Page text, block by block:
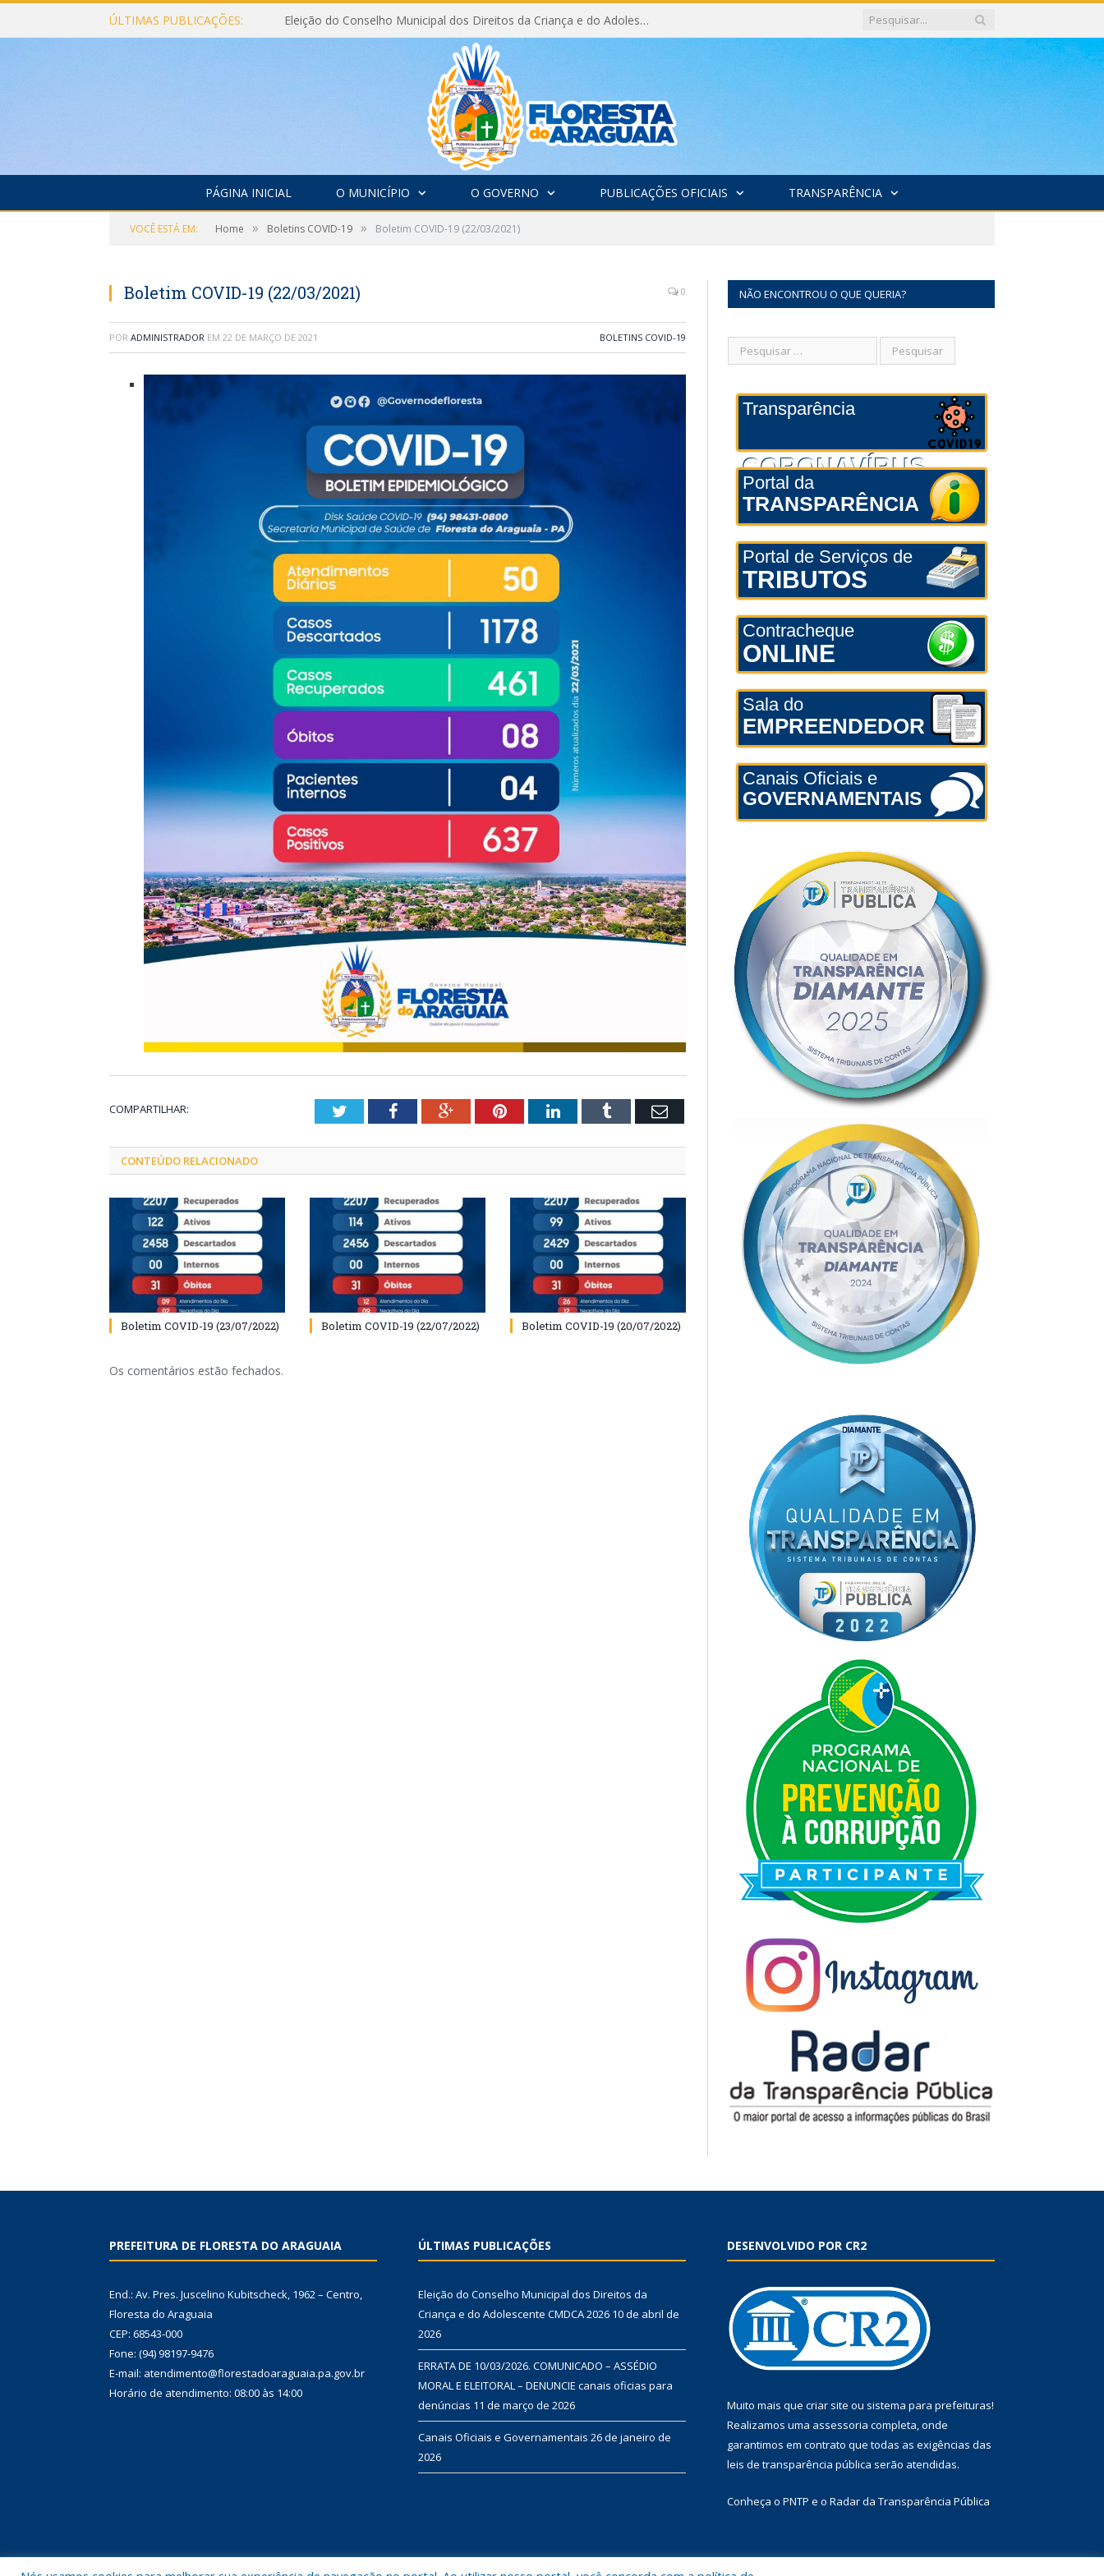
ÚLTIMAS PUBLICAÇÕES: Eleição do Conselho Municipal dos Direitos da Criança e do Adolescente CMDCA 2026
PÁGINA INICIAL O MUNICÍPIO O GOVERNO PUBLICAÇÕES OFICIAIS TRANSPARÊNCIA
VOCÊ ESTÁ EM: Home » Boletins COVID-19 » Boletim COVID-19 (22/03/2021)
Boletim COVID-19 (22/03/2021) 0
POR ADMINISTRADOR EM 22 DE MARÇO DE 2021 BOLETINS COVID-19
COMPARTILHAR: TwitterFacebookGoogle+PinterestLinkedInTumblr Email
CONTEÚDO RELACIONADO
Boletim COVID-19 (23/07/2022) Boletim COVID-19 (22/07/2022) Boletim COVID-19 (20/07/2022)
Os comentários estão fechados.
NÃO ENCONTROU O QUE QUERIA?
Transparência
CORONAVÍRUS
Portal da
TRANSPARÊNCIA
Portal de Serviços de
TRIBUTOS
Contracheque
ONLINE
Sala do
EMPREENDEDOR
Canais Oficiais e
GOVERNAMENTAIS
PREFEITURA DE FLORESTA DO ARAGUAIA
End.: Av. Pres. Juscelino Kubitscheck, 1962 – Centro,
Floresta do Araguaia
CEP: 68543-000
Fone: (94) 98197-9476
E-mail: atendimento@florestadoaraguaia.pa.gov.br
Horário de atendimento: 08:00 às 14:00
ÚLTIMAS PUBLICAÇÕES
Eleição do Conselho Municipal dos Direitos da
Criança e do Adolescente CMDCA 2026 10 de abril de
2026
ERRATA DE 10/03/2026. COMUNICADO – ASSÉDIO
MORAL E ELEITORAL – DENUNCIE canais oficias para
denúncias 11 de março de 2026
Canais Oficiais e Governamentais 26 de janeiro de
2026
DESENVOLVIDO POR CR2
Muito mais que criar site ou sistema para prefeituras!
Realizamos uma assessoria completa, onde
garantimos em contrato que todas as exigências das
leis de transparência pública serão atendidas.
Conheça o PNTP e o Radar da Transparência Pública